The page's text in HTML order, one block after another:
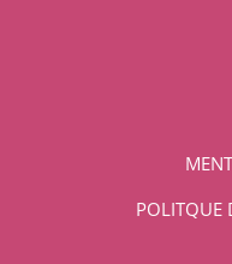
POLITQUE